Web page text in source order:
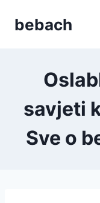
bebach
savjeti
Sve o